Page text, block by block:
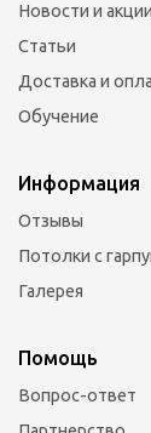
Новости и акции
Статьи
Доставка и
Обучение
Информация
Отзывы
Потолки с
Галерея
Помощь
Вопрос-ответ